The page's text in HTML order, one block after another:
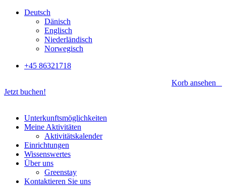
Zum
Deutsch
Dänisch
Englisch
Niederländisch
Norwegisch
+45 86321718
Korb ansehen
Jetzt buchen!
Unterkunftsmöglichkeiten
Meine Aktivitäten
Aktivitätskalender
Einrichtungen
Wissenswertes
Über uns
Greenstay
Kontaktieren Sie uns